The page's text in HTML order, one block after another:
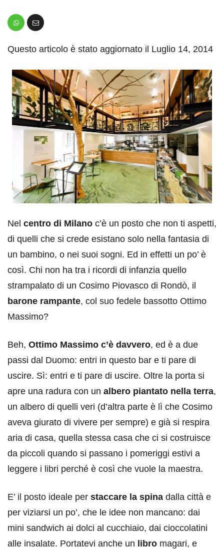
Questo articolo è stato aggiornato il Luglio 14, 2014
Nel centro di Milano c’è un posto che non ti aspetti,
di quelli che si crede esistano solo nella fantasia di
un bambino, o nei suoi sogni. Ed in effetti un po’ è
così. Chi non ha tra i ricordi di infanzia quello
strampalato di un Cosimo Piovasco di Rondò, il
barone rampante, col suo fedele bassotto Ottimo
Massimo?
Beh, Ottimo Massimo c’è davvero, ed è a due
passi dal Duomo: entri in questo bar e ti pare di
uscire. Sì: entri e ti pare di uscire. Oltre la porta si
apre una radura con un albero piantato nella terra,
un albero di quelli veri (d’altra parte è lì che Cosimo
aveva giurato di vivere per sempre) e già si respira
aria di casa, quella stessa casa che ci si costruisce
da piccoli quando si passano i pomeriggi estivi a
leggere i libri perché è così che vuole la maestra.
E’ il posto ideale per staccare la spina dalla città e
per viziarsi un po’, che le idee non mancano: dai
mini sandwich ai dolci al cucchiaio, dai cioccolatini
alle insalate. Portatevi anche un libro magari, e